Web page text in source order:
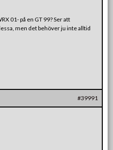
01- på en GT 99? Ser att
men det behöver ju inte alltid
#39991